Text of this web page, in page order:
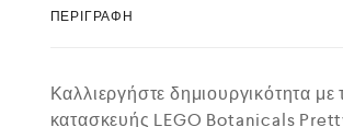
ΠΕΡΙΓΡΑΦΉ
Καλλιεργήστε δημιουργικότητα με
κατασκευής LEGO Botanicals